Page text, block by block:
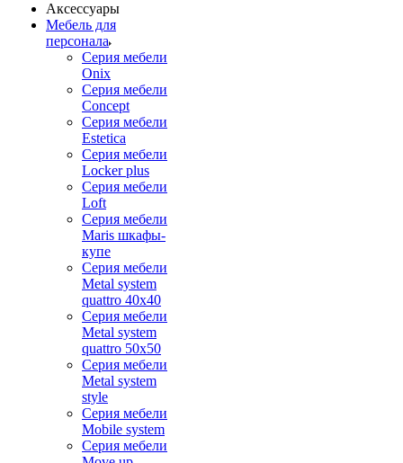
Аксессуары
Мебель для
персонала
Серия мебели
Onix
Серия мебели
Concept
Серия мебели
Estetica
Серия мебели
Locker plus
Серия мебели
Loft
Серия мебели
Maris шкафы-
купе
Серия мебели
Metal system
quattro 40x40
Серия мебели
Metal system
quattro 50x50
Серия мебели
Metal system
style
Серия мебели
Mobile system
Серия мебели